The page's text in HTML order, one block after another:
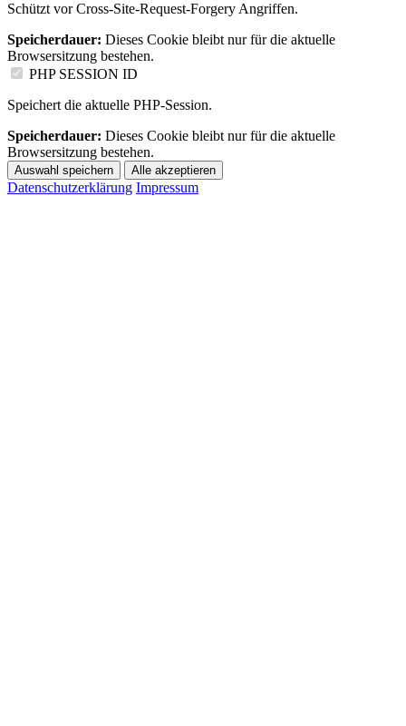
Schützt vor Cross-Site-Request-Forgery Angriffen.
Speicherdauer: Dieses Cookie bleibt nur für die aktuelle
Browsersitzung bestehen.
PHP SESSION ID
Speichert die aktuelle PHP-Session.
Speicherdauer: Dieses Cookie bleibt nur für die aktuelle
Browsersitzung bestehen.
Auswahl speichern Alle akzeptieren
Datenschutzerklärung Impressum